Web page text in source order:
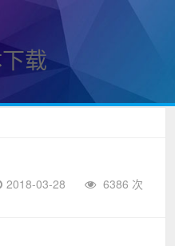
2018-03-28
6386 次